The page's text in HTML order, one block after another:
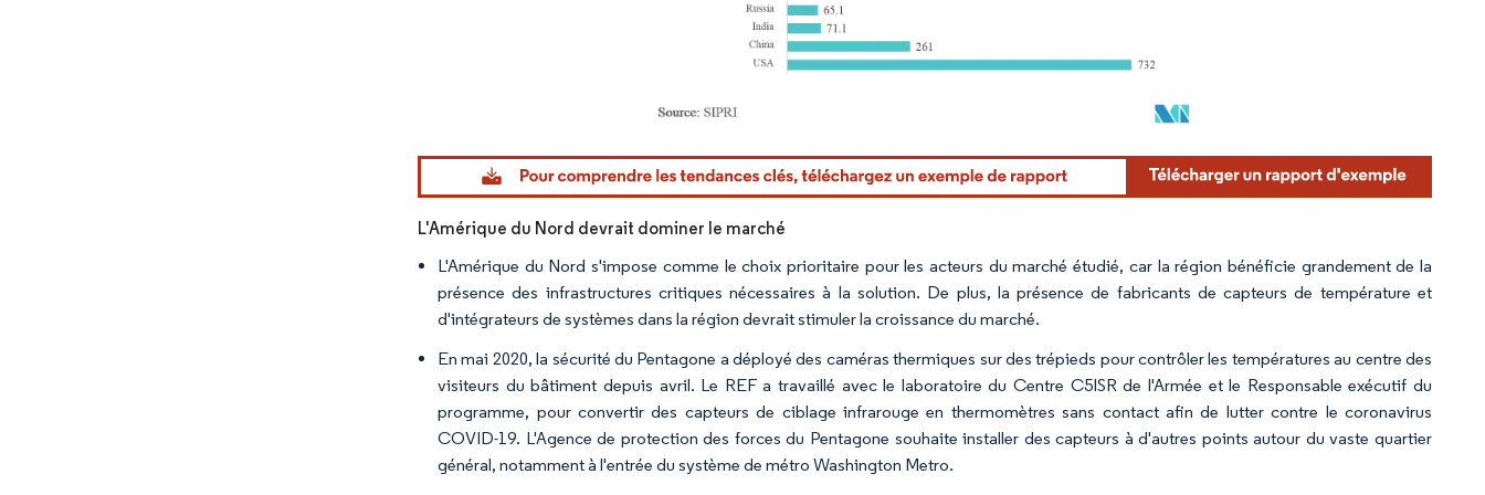
Image © Mordor Intelligence. La réutilisation nécessite une attribution sous CC BY 4.0.
L'Amérique du Nord devrait dominer le marché
L'Amérique du Nord s'impose comme le choix prioritaire pour les acteurs du marché étudié, car la région bénéficie grandement de la
présence des infrastructures critiques nécessaires à la solution. De plus, la présence de fabricants de capteurs de température et
d'intégrateurs de systèmes dans la région devrait stimuler la croissance du marché.
En mai 2020, la sécurité du Pentagone a déployé des caméras thermiques sur des trépieds pour contrôler les températures au centre des
visiteurs du bâtiment depuis avril. Le REF a travaillé avec le laboratoire du Centre C5ISR de l'Armée et le Responsable exécutif du
programme, pour convertir des capteurs de ciblage infrarouge en thermomètres sans contact afin de lutter contre le coronavirus
COVID-19. L'Agence de protection des forces du Pentagone souhaite installer des capteurs à d'autres points autour du vaste quartier
général, notamment à l'entrée du système de métro Washington Metro.